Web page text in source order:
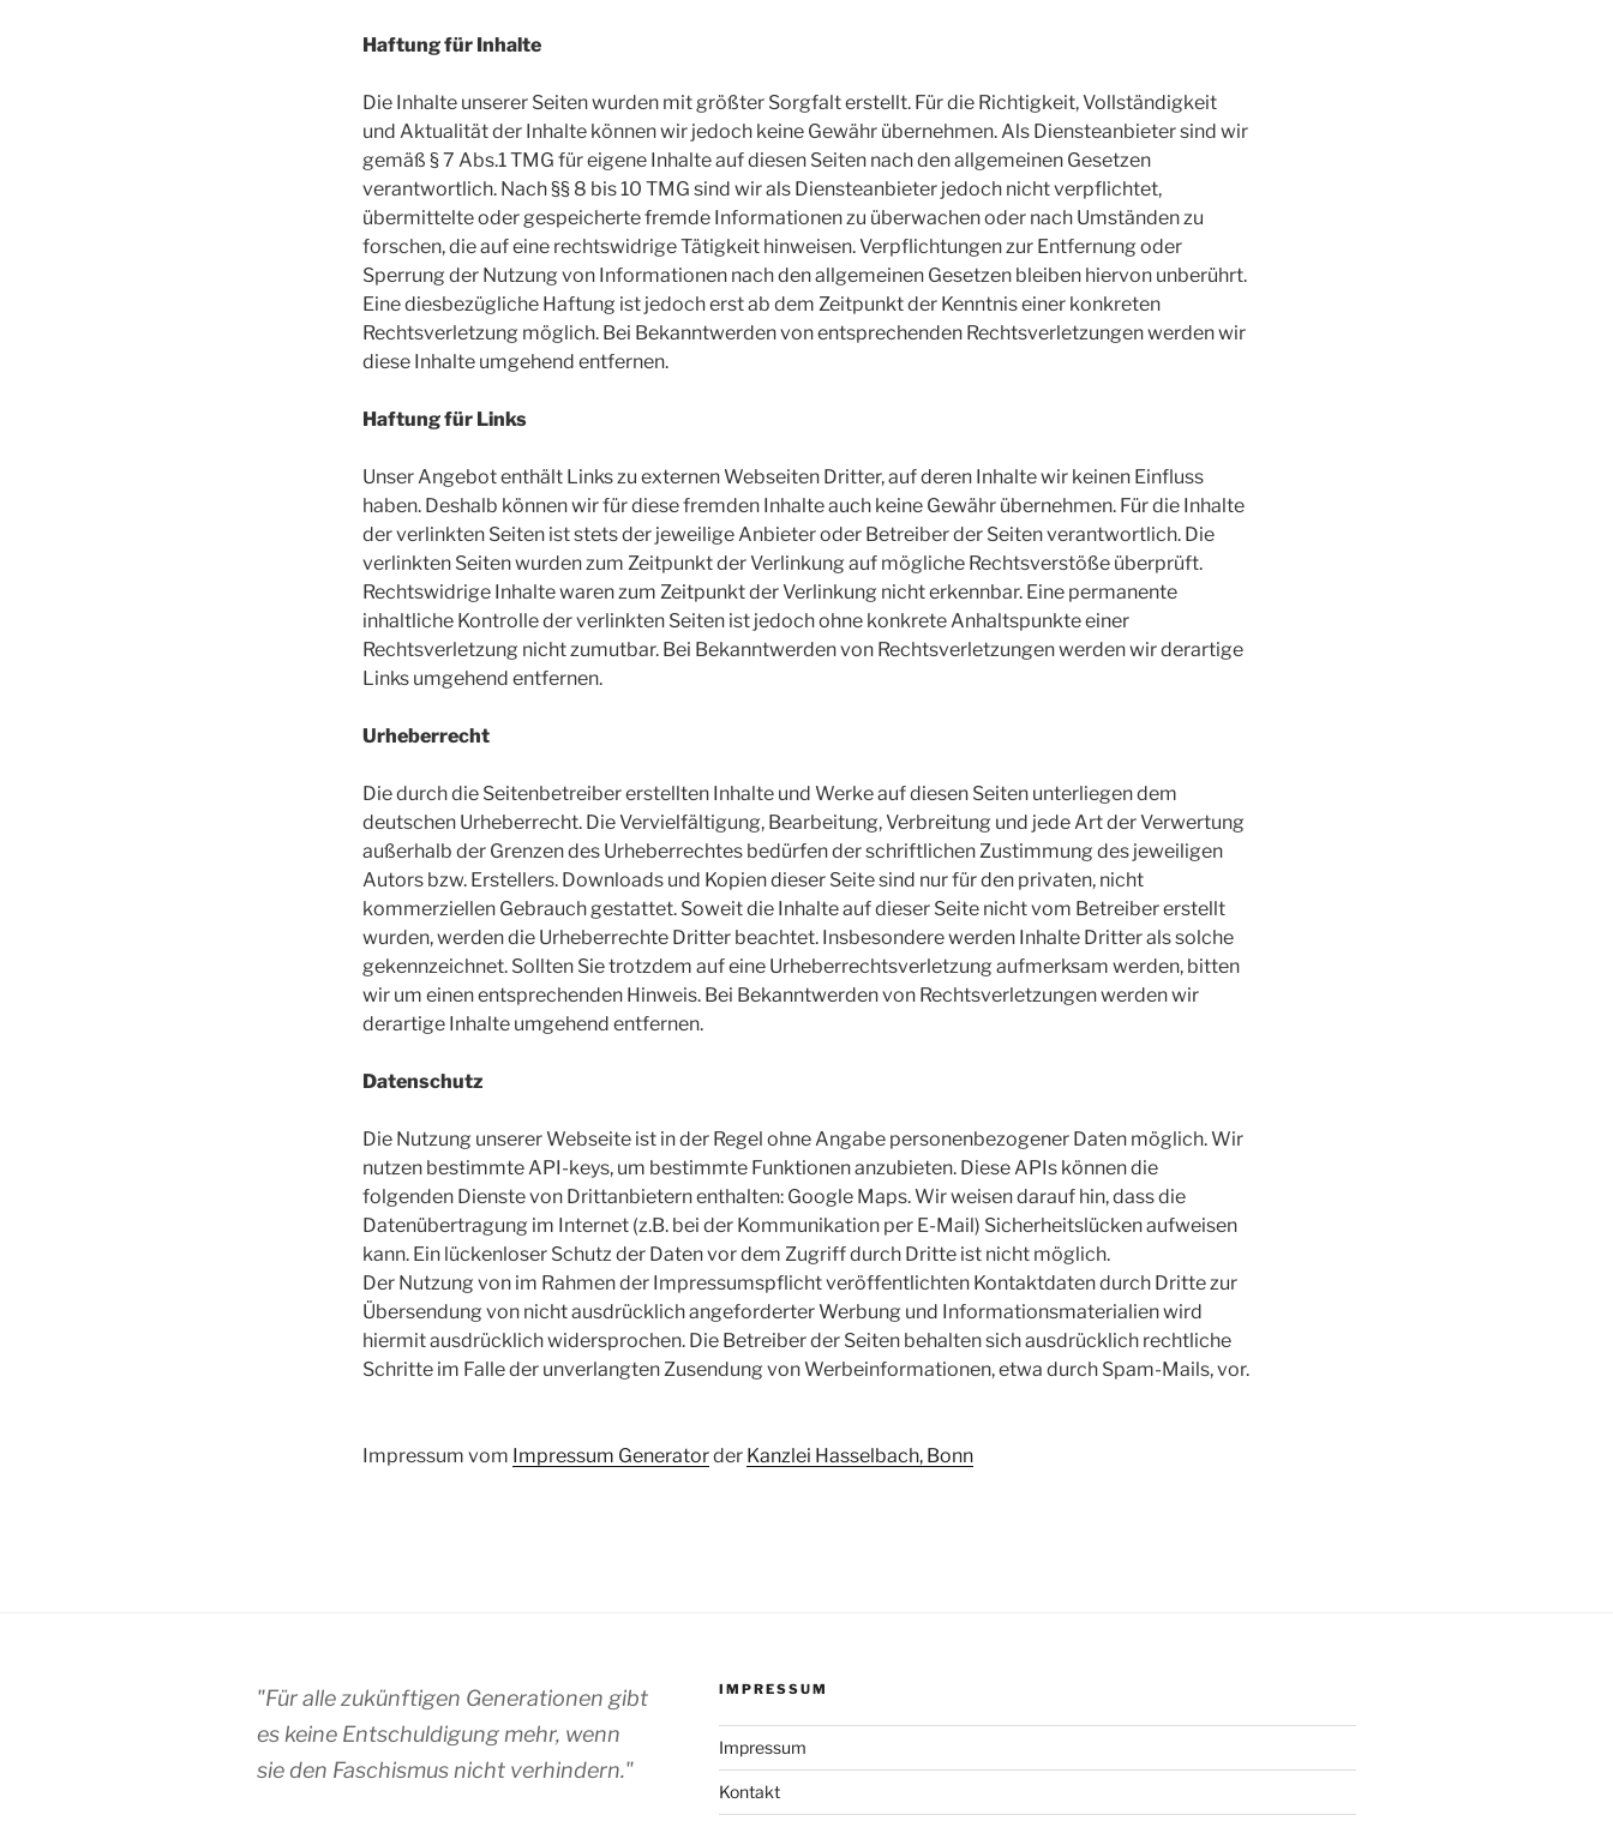
Haftung für Inhalte
Die Inhalte unserer Seiten wurden mit größter Sorgfalt erstellt. Für die Richtigkeit, Vollständigkeit
und Aktualität der Inhalte können wir jedoch keine Gewähr übernehmen. Als Diensteanbieter sind wir
gemäß § 7 Abs.1 TMG für eigene Inhalte auf diesen Seiten nach den allgemeinen Gesetzen
verantwortlich. Nach §§ 8 bis 10 TMG sind wir als Diensteanbieter jedoch nicht verpflichtet,
übermittelte oder gespeicherte fremde Informationen zu überwachen oder nach Umständen zu
forschen, die auf eine rechtswidrige Tätigkeit hinweisen. Verpflichtungen zur Entfernung oder
Sperrung der Nutzung von Informationen nach den allgemeinen Gesetzen bleiben hiervon unberührt.
Eine diesbezügliche Haftung ist jedoch erst ab dem Zeitpunkt der Kenntnis einer konkreten
Rechtsverletzung möglich. Bei Bekanntwerden von entsprechenden Rechtsverletzungen werden wir
diese Inhalte umgehend entfernen.
Haftung für Links
Unser Angebot enthält Links zu externen Webseiten Dritter, auf deren Inhalte wir keinen Einfluss
haben. Deshalb können wir für diese fremden Inhalte auch keine Gewähr übernehmen. Für die Inhalte
der verlinkten Seiten ist stets der jeweilige Anbieter oder Betreiber der Seiten verantwortlich. Die
verlinkten Seiten wurden zum Zeitpunkt der Verlinkung auf mögliche Rechtsverstöße überprüft.
Rechtswidrige Inhalte waren zum Zeitpunkt der Verlinkung nicht erkennbar. Eine permanente
inhaltliche Kontrolle der verlinkten Seiten ist jedoch ohne konkrete Anhaltspunkte einer
Rechtsverletzung nicht zumutbar. Bei Bekanntwerden von Rechtsverletzungen werden wir derartige
Links umgehend entfernen.
Urheberrecht
Die durch die Seitenbetreiber erstellten Inhalte und Werke auf diesen Seiten unterliegen dem
deutschen Urheberrecht. Die Vervielfältigung, Bearbeitung, Verbreitung und jede Art der Verwertung
außerhalb der Grenzen des Urheberrechtes bedürfen der schriftlichen Zustimmung des jeweiligen
Autors bzw. Erstellers. Downloads und Kopien dieser Seite sind nur für den privaten, nicht
kommerziellen Gebrauch gestattet. Soweit die Inhalte auf dieser Seite nicht vom Betreiber erstellt
wurden, werden die Urheberrechte Dritter beachtet. Insbesondere werden Inhalte Dritter als solche
gekennzeichnet. Sollten Sie trotzdem auf eine Urheberrechtsverletzung aufmerksam werden, bitten
wir um einen entsprechenden Hinweis. Bei Bekanntwerden von Rechtsverletzungen werden wir
derartige Inhalte umgehend entfernen.
Datenschutz
Die Nutzung unserer Webseite ist in der Regel ohne Angabe personenbezogener Daten möglich. Wir
nutzen bestimmte API-keys, um bestimmte Funktionen anzubieten. Diese APIs können die
folgenden Dienste von Drittanbietern enthalten: Google Maps. Wir weisen darauf hin, dass die
Datenübertragung im Internet (z.B. bei der Kommunikation per E-Mail) Sicherheitslücken aufweisen
kann. Ein lückenloser Schutz der Daten vor dem Zugriff durch Dritte ist nicht möglich.
Der Nutzung von im Rahmen der Impressumspflicht veröffentlichten Kontaktdaten durch Dritte zur
Übersendung von nicht ausdrücklich angeforderter Werbung und Informationsmaterialien wird
hiermit ausdrücklich widersprochen. Die Betreiber der Seiten behalten sich ausdrücklich rechtliche
Schritte im Falle der unverlangten Zusendung von Werbeinformationen, etwa durch Spam-Mails, vor.
Impressum vom Impressum Generatorder Kanzlei Hasselbach, Bonn
"Für alle zukünftigen Generationen gibt
es keine Entschuldigung mehr, wenn
sie den Faschismus nicht verhindern."
IMPRESSUM
Impressum
Kontakt